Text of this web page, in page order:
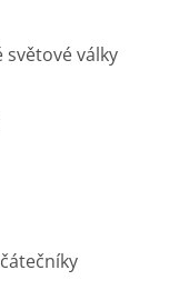
světové války